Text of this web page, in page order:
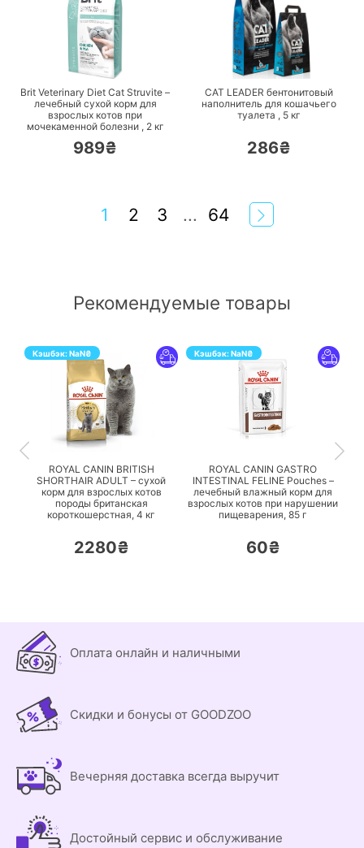
ПЕРЕЙТИ
Brit Veterinary Diet Cat Struvite –
лечебный сухой корм для
взрослых котов при
мочекаменной болезни , 2кг
989₴
ПЕРЕЙТИ
CAT LEADER бентонитовый
наполнитель для кошачьего
туалета , 5 кг
286₴
1 2 3 ... 64
Рекомендуемые товары
Кэшбэк:NaN₴
ПЕРЕЙТИ
ROYAL CANIN BRITISH
SHORTHAIR ADULT – сухой
корм для взрослых котов
породы британская
короткошерстная, 4 кг
2280₴
Кэшбэк:NaN₴
ПЕРЕЙТИ
ROYAL CANIN GASTRO
INTESTINAL FELINE Pouches –
лечебный влажный корм для
взрослых котов при нарушении
пищеварения, 85 г
60₴
Оплата онлайн и наличными
Скидки и бонусы от GOODZOO
Вечерняя доставка всегда выручит
Достойный сервис и обслуживание